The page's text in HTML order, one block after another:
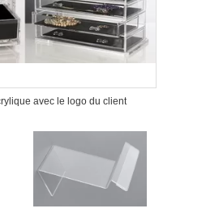
avec le logo du client